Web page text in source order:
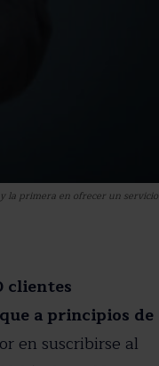
la primera en ofrecer un servicio
clientes
a principios de
en suscribirse al